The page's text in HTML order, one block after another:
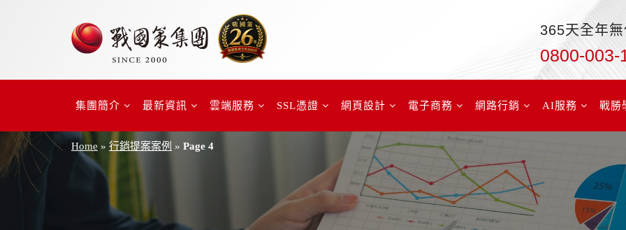
365天全年
0800-003-
集團簡介 最新資訊 雲端服務 SSL憑證 網頁設計 電子商務 網路行銷 AI服務 戰勝
Home » 行銷提案案例 » Page 4